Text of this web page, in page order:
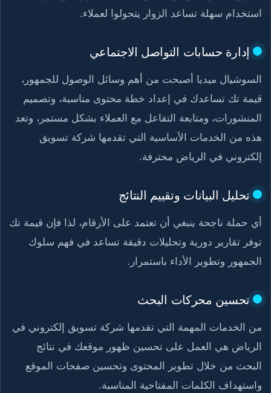
استخدام سهلة تساعد الزوار يتحولوا لعملاء.
إدارة حسابات التواصل الاجتماعي
السوشيال ميديا أصبحت من أهم وسائل الوصول للجمهور،
قيمة تك تساعدك في إعداد خطة محتوى مناسبة، وتصميم
المنشورات، ومتابعة التفاعل مع العملاء بشكل مستمر، وتعد
هذه من الخدمات الأساسية التي تقدمها شركة تسويق
إلكتروني في الرياض محترفة.
تحليل البيانات وتقييم النتائج
أي حملة ناجحة ينبغي أن تعتمد على الأرقام، لذا فإن قيمة تك
توفر تقارير دورية وتحليلات دقيقة تساعد في فهم سلوك
الجمهور وتطوير الأداء باستمرار.
تحسين محركات البحث
من الخدمات المهمة التي تقدمها شركة تسويق إلكتروني في
الرياض هي العمل على تحسين ظهور موقعك في نتائج
البحث من خلال تطوير المحتوى وتحسين صفحات الموقع
واستهداف الكلمات المفتاحية المناسبة.